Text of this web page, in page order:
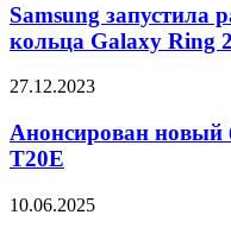
встроенным
VPN
раннюю
разработку
смарт-
Galaxy
2
Samsung запустила
кольца Galaxy Ring 2
Анонсирован
бюджетный
планшет
Doogee
27.12.2023
Анонсирован новый
T20E
Представлена
10.06.2025